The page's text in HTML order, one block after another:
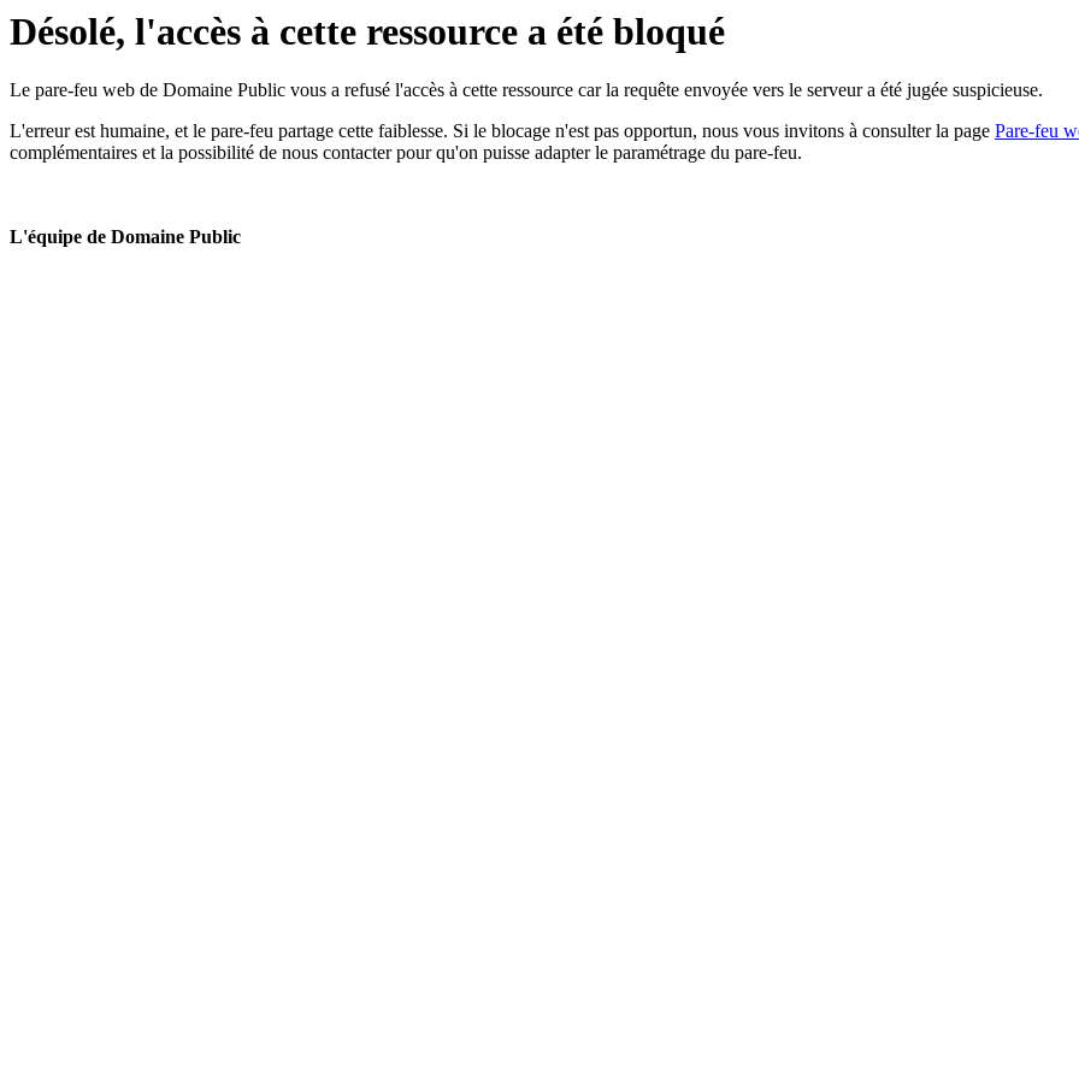
Désolé, l'accès à cette ressource a été bloqué
Le pare-feu web de Domaine Public vous a refusé l'accès à cette ressource car la requête envoyée vers le serveur a été jugée suspicieuse.
L'erreur est humaine, et le pare-feu partage cette faiblesse. Si le blocage n'est pas opportun, nous vous invitons à consulter la page Pare-feu
complémentaires et la possibilité de nous contacter pour qu'on puisse adapter le paramétrage du pare-feu.
L'équipe de Domaine Public